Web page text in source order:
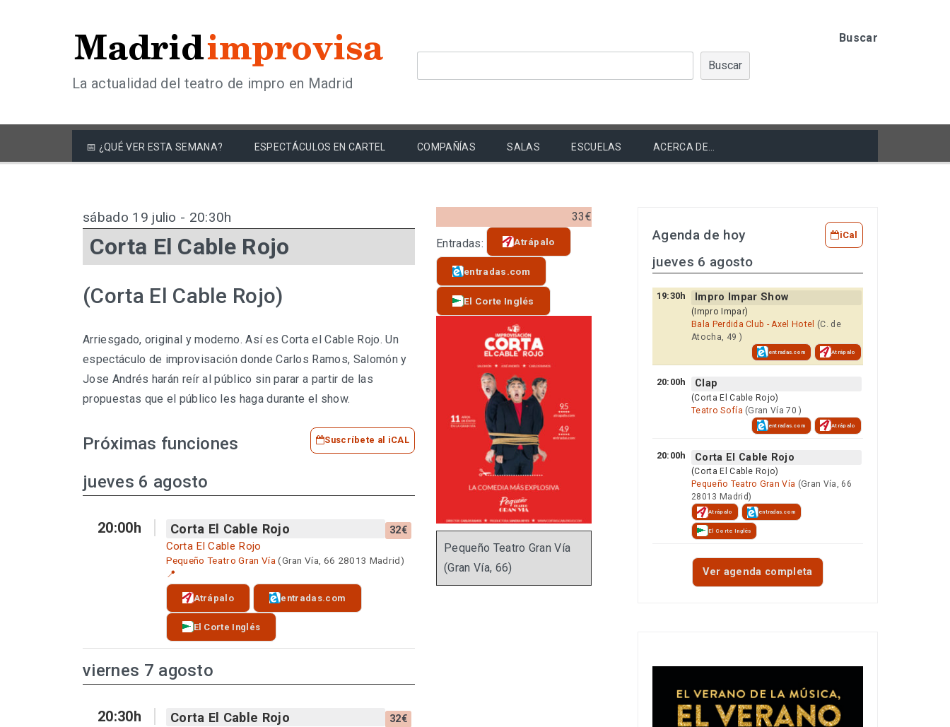
La actualidad del teatro de impro en Madrid
Buscar
Buscar
📅 ¿QUÉ VER ESTA SEMANA? ESPECTÁCULOS EN CARTEL COMPAÑÍAS SALAS ESCUELAS ACERCA DE…
sábado 19 julio - 20:30h
Corta El Cable Rojo
(Corta El Cable Rojo)
Arriesgado, original y moderno. Así es Corta el Cable Rojo. Un
espectáculo de improvisación donde Carlos Ramos, Salomón y
Jose Andrés harán reír al público sin parar a partir de las
propuestas que el público les haga durante el show.
Próximas funciones Suscríbete al iCAL
jueves 6 agosto
20:00h Corta El Cable Rojo 32€
Corta El Cable Rojo
Pequeño Teatro Gran Vía(Gran Vía, 66 28013 Madrid)
📍
Atrápalo entradas.com
El Corte Inglés
viernes 7 agosto
20:30h Corta El Cable Rojo 32€
33€
Entradas:
Atrápalo
entradas.com
El Corte Inglés
Pequeño Teatro Gran Vía
(Gran Vía, 66)
Agenda de hoy iCal
jueves 6 agosto
19:30h Impro Impar Show
(Impro Impar)
Bala Perdida Club - Axel Hotel (C. de
Atocha, 49 )
entradas.com Atrápalo
20:00h Clap
(Corta El Cable Rojo)
Teatro Sofía (Gran Vía 70 )
entradas.com Atrápalo
20:00h Corta El Cable Rojo
(Corta El Cable Rojo)
Pequeño Teatro Gran Vía (Gran Vía, 66
28013 Madrid)
Atrápalo entradas.com
El Corte Inglés
Ver agenda completa